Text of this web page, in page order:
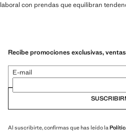
laboral con prendas que equilibran
Recibe promociones exclusivas,
E-mail
Al suscribirte, confirmas que has leído la